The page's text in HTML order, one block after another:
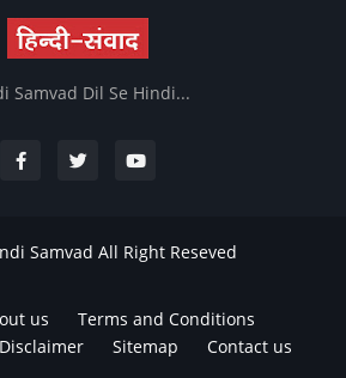
Samvad Dil Se Hindi...
Samvad All Right Reseved
us
Terms and Conditions
Disclaimer Sitemap Contact us